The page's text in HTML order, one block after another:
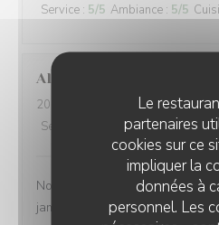
Le
partenaires
cookies sur ce
impliquer la
données à
personnel. Les
Service : 5/5 Ambiance : 5/5
Alexandre et Veronique
2026-08-02
- 13:00 - Couverts 7
Service
Ambiance: 4/5
Nous venons plusieurs fois par
jamais déçus. Le personnel est